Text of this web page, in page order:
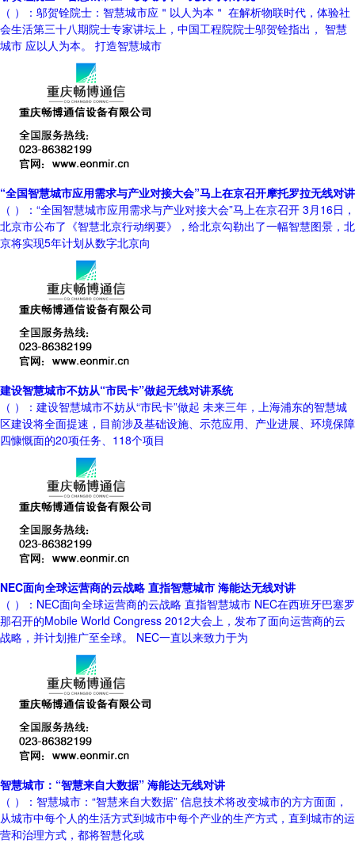
（ ）：邬贺铨院士：智慧城市应＂以人为本＂ 在解析物联时代，体验社
会生活第三十八期院士专家讲坛上，中国工程院院士邬贺铨指出， 智慧
城市 应以人为本。 打造智慧城市
“全国智慧城市应用需求与产业对接大会”马上在京召开摩托罗拉无线对讲
（ ）：“全国智慧城市应用需求与产业对接大会”马上在京召开 3月16日，
北京市公布了《智慧北京行动纲要》，给北京勾勒出了一幅智慧图景，北
京将实现5年计划从数字北京向
建设智慧城市不妨从“市民卡”做起无线对讲系统
（ ）：建设智慧城市不妨从“市民卡”做起 未来三年，上海浦东的智慧城
区建设将全面提速，目前涉及基础设施、示范应用、产业进展、环境保障
四慷慨面的20项任务、118个项目
NEC面向全球运营商的云战略 直指智慧城市 海能达无线对讲
（ ）：NEC面向全球运营商的云战略 直指智慧城市 NEC在西班牙巴塞罗
那召开的Mobile World Congress 2012大会上，发布了面向运营商的云
战略，并计划推广至全球。 NEC一直以来致力于为
智慧城市：“智慧来自大数据” 海能达无线对讲
（ ）：智慧城市：“智慧来自大数据” 信息技术将改变城市的方方面面，
从城市中每个人的生活方式到城市中每个产业的生产方式，直到城市的运
营和治理方式，都将智慧化或